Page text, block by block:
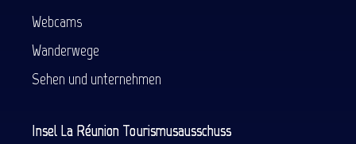
Webcams
Wanderwege
Sehen und unternehmen
Insel La Réunion Tourismusausschuss